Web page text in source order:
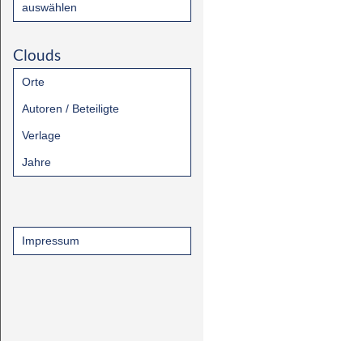
auswählen
Clouds
Orte
Autoren / Beteiligte
Verlage
Jahre
Impressum